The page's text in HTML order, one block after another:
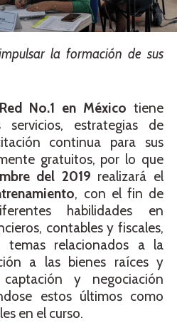
la formación de sus
No.1 en México tiene
estrategias de
continua para sus
gratuitos, por lo que
del 2019 realizará el
, con el fin de
habilidades en
contables y fiscales,
temas relacionados a la
a las bienes raíces y
y negociación
estos últimos como
en el curso.